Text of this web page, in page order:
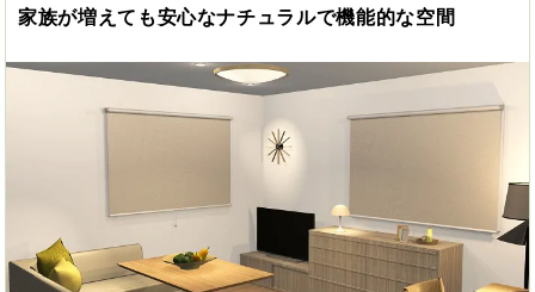
家族が増えても安心なナチュラルで機能的な空間